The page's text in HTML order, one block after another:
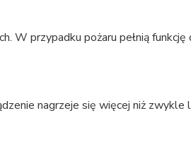
W przypadku pożaru pełnią funkcję
nagrzeje się więcej niż zwykle